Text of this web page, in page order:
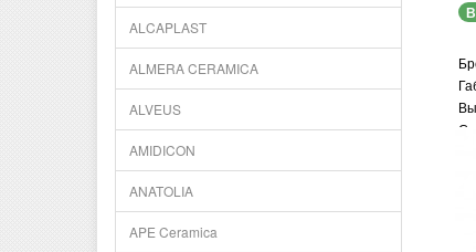
ALCAPLAST
ALMERA CERAMICA
ALVEUS
AMIDICON
ANATOLIA
APE Ceramica